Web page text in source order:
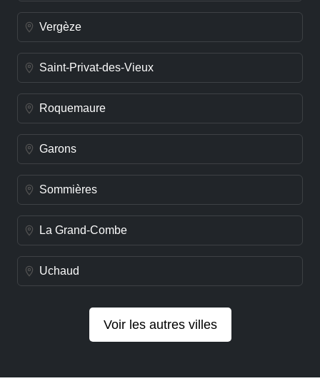
Vergèze
Saint-Privat-des-Vieux
Roquemaure
Garons
Sommières
La Grand-Combe
Uchaud
Voir les autres villes